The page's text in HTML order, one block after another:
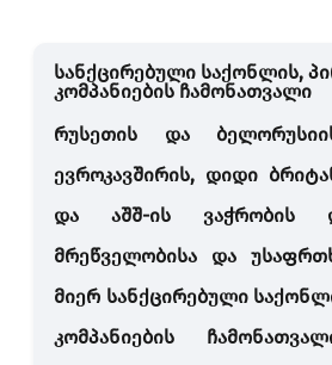
სანქცირებული საქონლის,
კომპანიების ჩამონათვალი
რუსეთის და
ევროკავშირის, დიდი
და აშშ-ის ვაჭრობის
მრეწველობისა და
მიერ სანქცირებული
კომპანიების